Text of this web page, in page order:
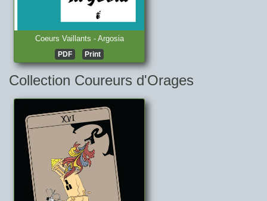
Coeurs Vaillants - Argosia
PDF Print
Collection Coureurs d'Orages